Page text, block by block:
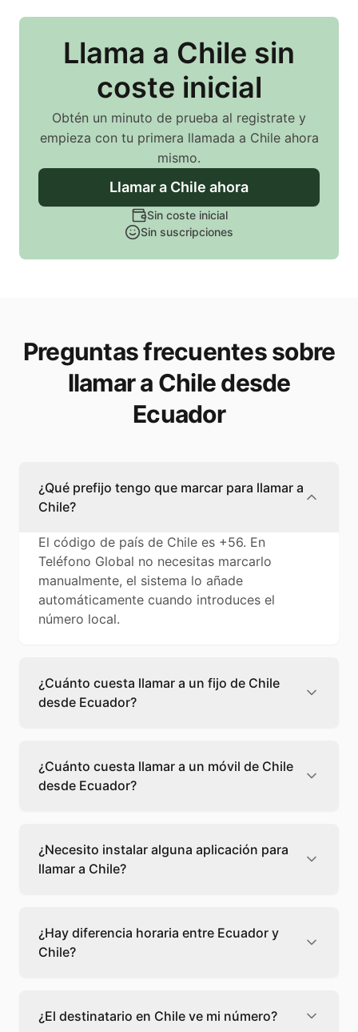
Llama a Chile sin
coste inicial
Obtén un minuto de prueba al registrate y
empieza con tu primera llamada a Chileahora
mismo.
Llamara Chile ahora
Sin coste inicial
Sin suscripciones
Preguntas frecuentes sobre
llamar a Chile desde
Ecuador
¿Qué prefijo tengo que marcar para llamar a
Chile?
El código de país de Chile es +56. En
Teléfono Global no necesitas marcarlo
manualmente, el sistema lo añade
automáticamente cuando introduces el
número local.
¿Cuánto cuesta llamar a un fijo de Chile
desde Ecuador?
cuesta 0,08 €/min con Teléfono Global. Verás
el precio exacto antes de marcar para que
sepas qué vas a gastar.
¿Cuánto cuesta llamar a un móvil de Chile
desde Ecuador?
cuesta 0,12 €/min con Teléfono Global. Pagas
solo los minutos que hablas, sin cuotas ni
permanencia.
¿Necesito instalar alguna aplicación para
llamar a Chile?
desde tu navegador web. Solo necesitas una
conexión a internet y podrás llamar
directamente a Chile.
¿Hay diferencia horaria entre Ecuador y
Chile?
escoge el mejor momento
llamar a a Chile.
¿El destinatario en Chile ve mi número?